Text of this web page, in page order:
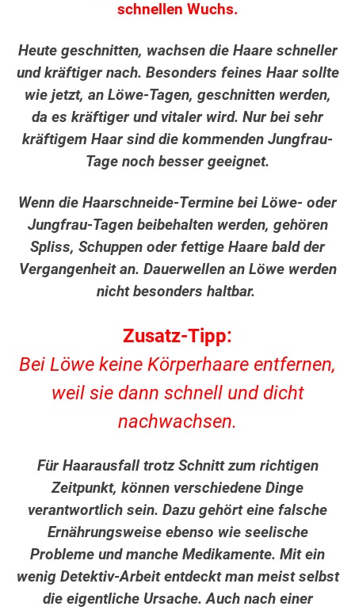
schnellen Wuchs.
Heute geschnitten, wachsen die Haare schneller
und kräftiger nach. Besonders feines Haar sollte
wie jetzt, an Löwe-Tagen, geschnitten werden,
da es kräftiger und vitaler wird. Nur bei sehr
kräftigem Haar sind die kommenden Jungfrau-
Tage noch besser geeignet.
Wenn die Haarschneide-Termine bei Löwe- oder
Jungfrau-Tagen beibehalten werden, gehören
Spliss, Schuppen oder fettige Haare bald der
Vergangenheit an. Dauerwellen an Löwe werden
nicht besonders haltbar.
Zusatz-Tipp:
Bei Löwe keine Körperhaare entfernen,
weil sie dann schnell und dicht
nachwachsen.
Für Haarausfall trotz Schnitt zum richtigen
Zeitpunkt, können verschiedene Dinge
verantwortlich sein. Dazu gehört eine falsche
Ernährungsweise ebenso wie seelische
Probleme und manche Medikamente. Mit ein
wenig Detektiv-Arbeit entdeckt man meist selbst
die eigentliche Ursache. Auch nach einer